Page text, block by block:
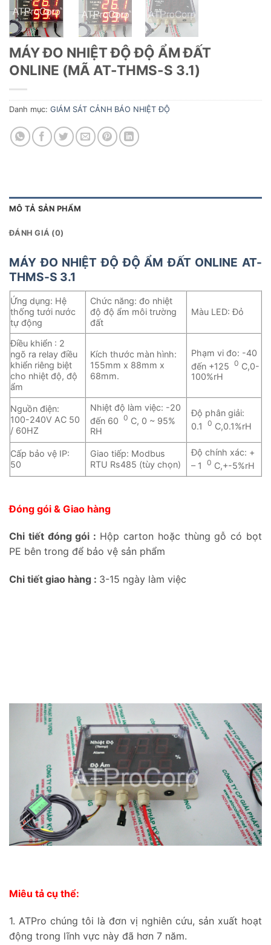
MÁY ĐO NHIỆT ĐỘ ĐỘ ẨM ĐẤT
ONLINE (MÃ AT-THMS-S 3.1)
Danh mục: GIÁM SÁT CẢNH BÁO NHIỆT ĐỘ
MÔ TẢ SẢN PHẨM
ĐÁNH GIÁ (0)
MÁY ĐO NHIỆT ĐỘ ĐỘ ẨM ĐẤT ONLINE AT-
THMS-S 3.1
Ứng dụng: Hệ
thống tưới nước
tự động
Chức năng: đo nhiệt
độ độ ẩm môi trường
đất
Màu LED: Đỏ
Điều khiển : 2
ngõ ra relay điều
khiển riêng biệt
cho nhiệt độ, độ
ẩm
Kích thước màn hình:
155mm x 88mm x
68mm.
Phạm vi đo: -40
đến +1250 C,0-
100%rH
Nguồn điện:
100-240V AC 50
/ 60HZ
Nhiệt độ làm việc: -20
đến 600 C, 0 ~ 95%
RH
Độ phân giải:
0.10 C,0.1%rH
Cấp bảo vệ IP:
50
Giao tiếp: Modbus
RTU Rs485 (tùy chọn)
Độ chính xác: +
– 10 C,+-5%rH
Đóng gói & Giao hàng
Chi tiết đóng gói : Hộp carton hoặc thùng gỗ có bọt
PE bên trong để bảo vệ sản phẩm
Chi tiết giao hàng : 3-15 ngày làm việc
Miêu tả cụ thể:
1. ATPro chúng tôi là đơn vị nghiên cứu, sản xuất hoạt
động trong lĩnh vực này đã hơn 7 năm.